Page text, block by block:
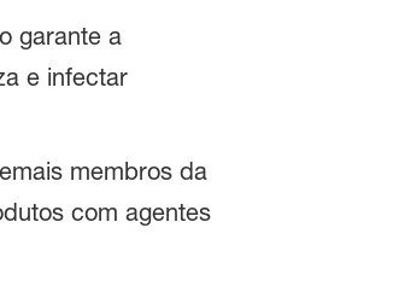
garante a
e infectar
membros da
com agentes